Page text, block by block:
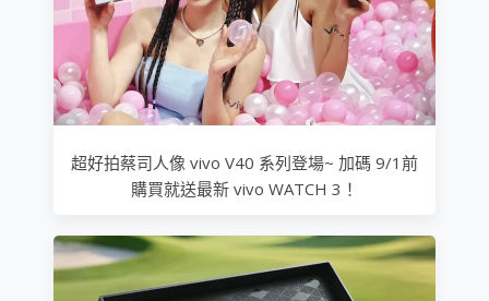
超好拍蔡司人像 vivo V40 系列登場~ 加碼 9/1前
購買就送最新 vivo WATCH 3！